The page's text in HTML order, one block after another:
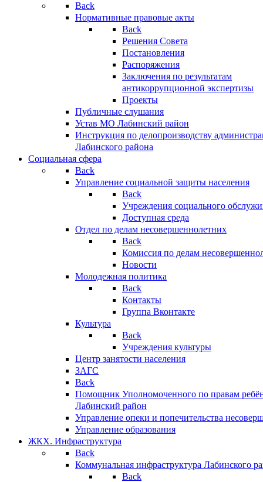
Back
Нормативные правовые акты
Back
Решения Совета
Постановления
Распоряжения
Заключения по результатам
антикоррупционной экспертизы
Проекты
Публичные слушания
Устав МО Лабинский район
Инструкция по делопроизводству
Лабинского района
Социальная сфера
Back
Управление социальной защиты населения
Back
Учреждения социального
Доступная среда
Отдел по делам несовершеннолетних
Back
Комиссия по делам
Новости
Молодежная политика
Back
Контакты
Группа Вконтакте
Культура
Back
Учреждения культуры
Центр занятости населения
ЗАГС
Back
Помощник Уполномоченного по правам
Лабинский район
Управление опеки и попечительства
Управление образования
ЖКХ. Инфраструктура
Back
Коммунальная инфраструктура Лабинского
Back